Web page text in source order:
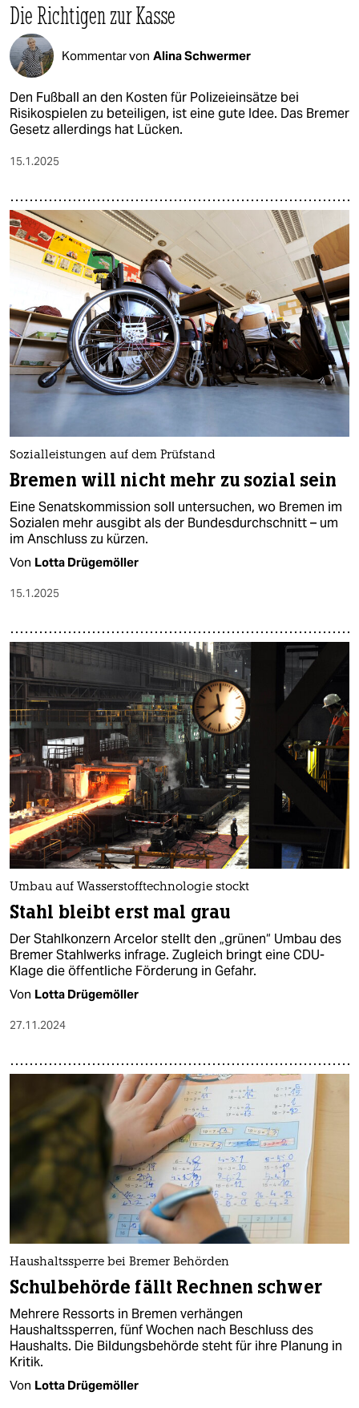
Die Richtigen zur Kasse
Kommentar von Alina Schwermer
Den Fußball an den Kosten für Polizeieinsätze bei
Risikospielen zu beteiligen, ist eine gute Idee. Das Bremer
Gesetz allerdings hat Lücken.
15.1.2025
Sozialleistungen auf dem Prüfstand
Bremen will nicht mehr zu sozial sein
Eine Senatskommission soll untersuchen, wo Bremen im
Sozialen mehr ausgibt als der Bundesdurchschnitt – um
im Anschluss zu kürzen.
Von Lotta Drügemöller
15.1.2025
Umbau auf Wasserstofftechnologie stockt
Stahl bleibt erst mal grau
Der Stahlkonzern Arcelor stellt den „grünen“ Umbau des
Bremer Stahlwerks infrage. Zugleich bringt eine CDU-
Klage die öffentliche Förderung in Gefahr.
Von Lotta Drügemöller
27.11.2024
Haushaltssperre bei Bremer Behörden
Schulbehörde fällt Rechnen schwer
Mehrere Ressorts in Bremen verhängen
Haushaltssperren, fünf Wochen nach Beschluss des
Haushalts. Die Bildungsbehörde steht für ihre Planung in
Kritik.
Von Lotta Drügemöller